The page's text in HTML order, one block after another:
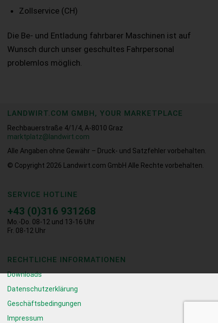
Zollservice (CH)
Die Be- und Entladung fahrbarer Maschinen ist auf
Wunsch durch unser geschultes Fahrpersonal
problemlos möglich.
LANDWIRT.COM GMBH, YOUR MARKETPLACE
Rechbauerstraße 4/1/4, A-8010 Graz
marktplatz@landwirt.com
Alle Angaben ohne Gewähr – Druck- und Satzfehler vorbehalten.
© Copyright 2026 Landwirt.com GmbH Alle Rechte vorbehalten.
SERVICE HOTLINE
+43 (0)316 931268
Mo.-Do. 08-12 und 13-16 Uhr
Fr. 08-12 Uhr
RECHTLICHE INFORMATIONEN
Downloads
Datenschutzerklärung
Geschäftsbedingungen
Impressum